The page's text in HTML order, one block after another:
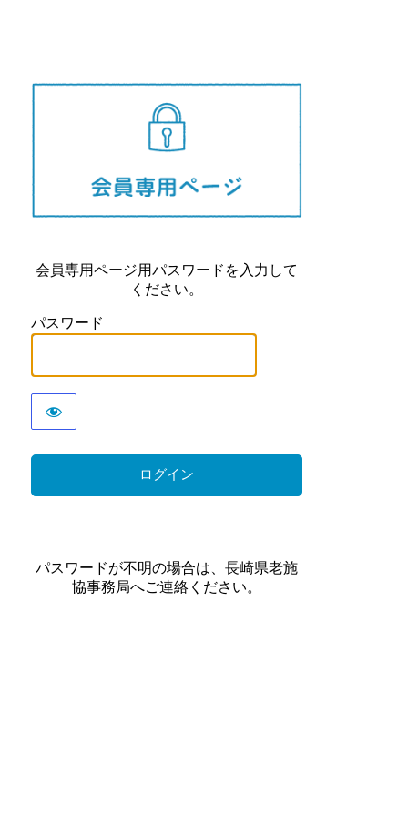
会員専用ページ用パスワードを入力して
ください。
パスワード
パスワードが不明の場合は、長崎県老施
協事務局へご連絡ください。